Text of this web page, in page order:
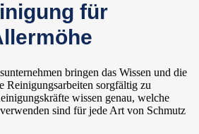
für
bringen das Wissen und die
Reinigungsarbeiten sorgfältig zu
wissen genau, welche
sind für jede Art von Schmutz